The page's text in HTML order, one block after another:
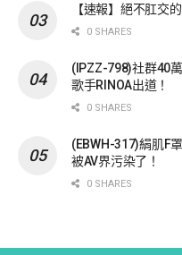
【速報】絕不肛交
0 SHARES
(IPZZ-798)社群40
歌手RINOA出道！
0 SHARES
(EBWH-317)絹肌F
被AV界污染了！
0 SHARES